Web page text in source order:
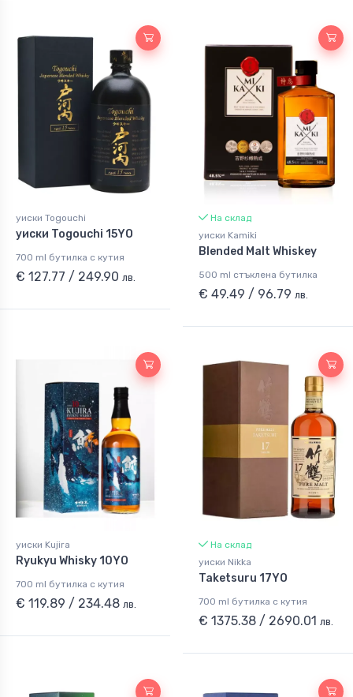
уиски Togouchi
уиски Togouchi 15YO
700 ml бутилка с кутия
€ 127.77 / 249.90 лв.
На склад
уиски Kamiki
Blended Malt Whiskey
500 ml стъклена бутилка
€ 49.49 / 96.79 лв.
уиски Kujira
Ryukyu Whisky 10YO
700 ml бутилка с кутия
€ 119.89 / 234.48 лв.
На склад
уиски Nikka
Taketsuru 17YO
700 ml бутилка с кутия
€ 1375.38 / 2690.01 лв.